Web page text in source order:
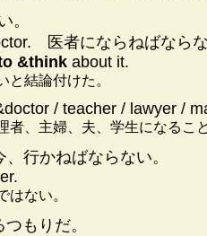
。
医者にならねばなら
&think about it.
と結論付けた。
/ teacher / lawyer /
者、主婦、夫、学生になるこ
行かねばならない。
はない。
もりだ。